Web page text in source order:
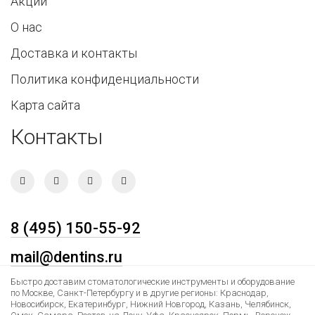
О нас
Доставка и контакты
Политика конфиденциальности
Карта сайта
Контакты
8 (495) 150-55-92
mail@dentins.ru
Быстро доставим стоматологические инструменты и оборудование
по Москве, Санкт-Петербургу и в другие регионы: Краснодар,
Новосибирск, Екатеринбург, Нижний Новгород, Казань, Челябинск,